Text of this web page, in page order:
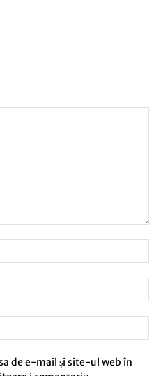
de e-mail și site-ul web în